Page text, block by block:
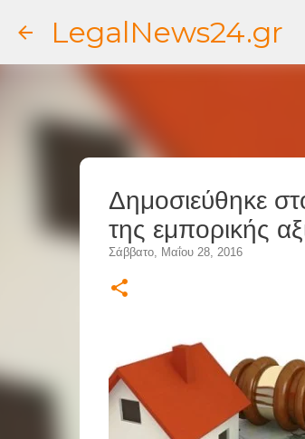
LegalNews24.gr
Δημοσιεύθηκε
της εμπορικής
Σάββατο, Μαΐου 28, 2016